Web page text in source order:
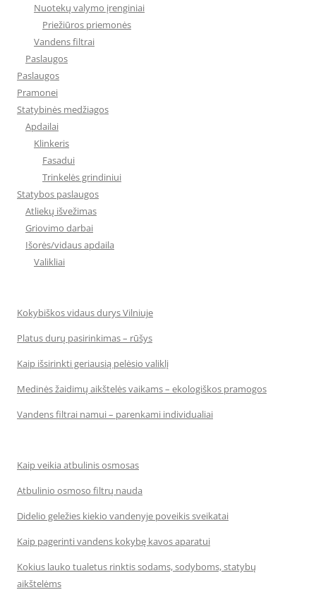
Nuotekų valymo įrenginiai
Priežiūros priemonės
Vandens filtrai
Paslaugos
Paslaugos
Pramonei
Statybinės medžiagos
Apdailai
Klinkeris
Fasadui
Trinkelės grindiniui
Statybos paslaugos
Atliekų išvežimas
Griovimo darbai
Išorės/vidaus apdaila
Valikliai
Kokybiškos vidaus durys Vilniuje
Platus durų pasirinkimas – rūšys
Kaip išsirinkti geriausią pelėsio valiklį
Medinės žaidimų aikštelės vaikams – ekologiškos pramogos
Vandens filtrai namui – parenkami individualiai
Kaip veikia atbulinis osmosas
Atbulinio osmoso filtrų nauda
Didelio geležies kiekio vandenyje poveikis sveikatai
Kaip pagerinti vandens kokybę kavos aparatui
Kokius lauko tualetus rinktis sodams, sodyboms, statybų
aikštelėms